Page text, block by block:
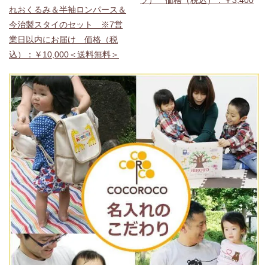
れおくるみ＆半袖ロンパース＆
今治製スタイのセット ※7営
業日以内にお届け 価格（税
込）：￥10,000＜送料無料＞